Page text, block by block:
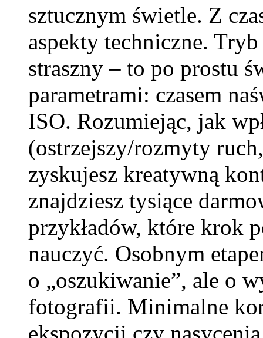
sztucznym świetle. Z
aspekty techniczne.
straszny – to po prostu
parametrami: czasem
ISO. Rozumiejąc, jak
(ostrzejszy/rozmyty
zyskujesz kreatywną
znajdziesz tysiące
przykładów, które krok
nauczyć. Osobnym
o „oszukiwanie”, ale o
fotografii. Minimalne